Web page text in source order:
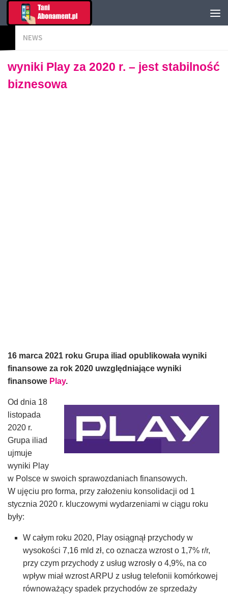
NEWS
wyniki Play za 2020 r. – jest stabilność
biznesowa
16 marca 2021 roku Grupa iliad opublikowała wyniki
finansowe za rok 2020 uwzględniające wyniki
finansowe Play.
Od dnia 18
listopada
2020 r.
Grupa iliad
ujmuje
wyniki Play
w Polsce w swoich sprawozdaniach finansowych.
W ujęciu pro forma, przy założeniu konsolidacji od 1
stycznia 2020 r. kluczowymi wydarzeniami w ciągu roku
były:
W całym roku 2020, Play osiągnął przychody w
wysokości 7,16 mld zł, co oznacza wzrost o 1,7% r/r,
przy czym przychody z usług wzrosły o 4,9%, na co
wpływ miał wzrost ARPU z usług telefonii komórkowej
równoważący spadek przychodów ze sprzedaży